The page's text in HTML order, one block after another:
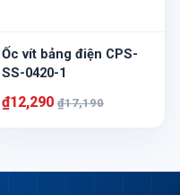
Ốc vít bảng điện CPS-
SS-0420-1
₫12,290 ₫17,190